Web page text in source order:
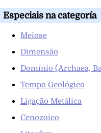
Especiais na categoría
Meiose
Dimensão
Domínio (Archaea,
Tempo Geológico
Ligação Metálica
Cenozoico